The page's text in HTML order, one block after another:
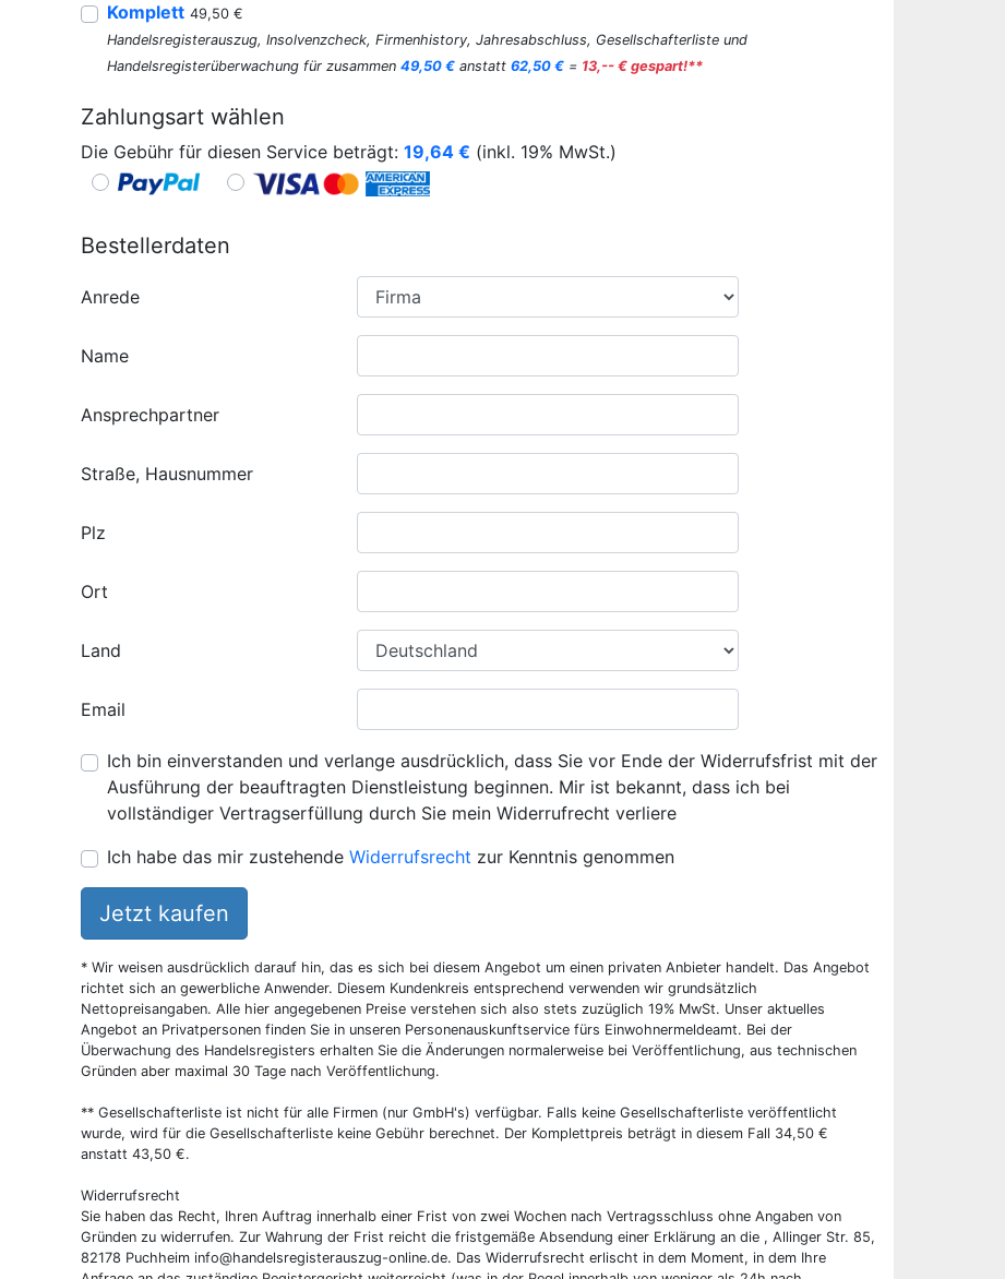
Komplett 49,50 €
Handelsregisterauszug, Insolvenzcheck, Firmenhistory, Jahresabschluss, Gesellschafterliste und
Handelsregisterüberwachung für zusammen 49,50 € anstatt 62,50 € = 13,-- € gespart!**
Zahlungsart wählen
Die Gebühr für diesen Service beträgt: 19,64 € (inkl. 19% MwSt.)
Bestellerdaten
Anrede
Name
Ansprechpartner
Straße, Hausnummer
Plz
Ort
Land
Email
Ich bin einverstanden und verlange ausdrücklich, dass Sie vor Ende der Widerrufsfrist mit der
Ausführung der beauftragten Dienstleistung beginnen. Mir ist bekannt, dass ich bei
vollständiger Vertragserfüllung durch Sie mein Widerrufrecht verliere
Ich habe das mir zustehende Widerrufsrecht zur Kenntnis genommen
Jetzt kaufen
* Wir weisen ausdrücklich darauf hin, das es sich bei diesem Angebot um einen privaten Anbieter handelt. Das Angebot
richtet sich an gewerbliche Anwender. Diesem Kundenkreis entsprechend verwenden wir grundsätzlich
Nettopreisangaben. Alle hier angegebenen Preise verstehen sich also stets zuzüglich 19% MwSt. Unser aktuelles
Angebot an Privatpersonen finden Sie in unseren Personenauskunftservice fürs Einwohnermeldeamt. Bei der
Überwachung des Handelsregisters erhalten Sie die Änderungen normalerweise bei Veröffentlichung, aus technischen
Gründen aber maximal 30 Tage nach Veröffentlichung.
** Gesellschafterliste ist nicht für alle Firmen (nur GmbH's) verfügbar. Falls keine Gesellschafterliste veröffentlicht
wurde, wird für die Gesellschafterliste keine Gebühr berechnet. Der Komplettpreis beträgt in diesem Fall 34,50 €
anstatt 43,50 €.
Widerrufsrecht
Sie haben das Recht, Ihren Auftrag innerhalb einer Frist von zwei Wochen nach Vertragsschluss ohne Angaben von
Gründen zu widerrufen. Zur Wahrung der Frist reicht die fristgemäße Absendung einer Erklärung an die , Allinger Str. 85,
82178 Puchheim info@handelsregisterauszug-online.de. Das Widerrufsrecht erlischt in dem Moment, in dem Ihre